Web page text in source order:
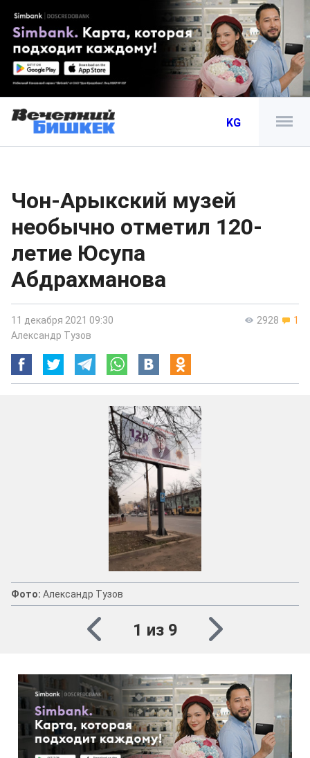
KG
Чон-Арыкский музей
необычно отметил 120-
летие Юсупа
Абдрахманова
2928 1
11 декабря 2021 09:30
Александр Тузов
Фото: Александр Тузов
1 из 9